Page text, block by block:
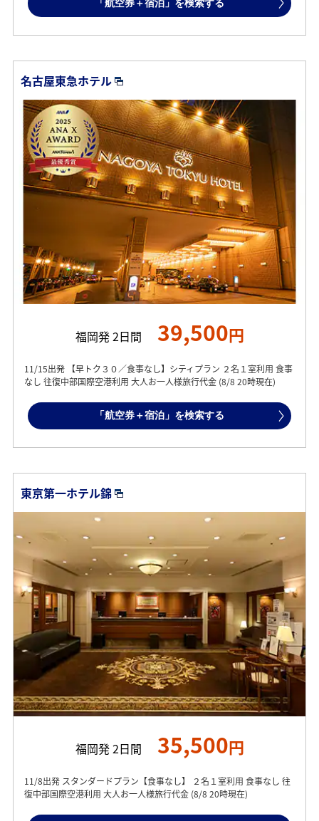
「航空券＋宿泊」を検索する
名古屋東急ホテル
福岡発 2日間 39,500円
11/15出発 【早トク３０／食事なし】シティプラン ２名１室利用 食事
なし 往復中部国際空港利用 大人お一人様旅行代金 (8/8 20時現在)
「航空券＋宿泊」を検索する
東京第一ホテル錦
福岡発 2日間 35,500円
11/8出発 スタンダードプラン【食事なし】 ２名１室利用 食事なし 往
復中部国際空港利用 大人お一人様旅行代金 (8/8 20時現在)